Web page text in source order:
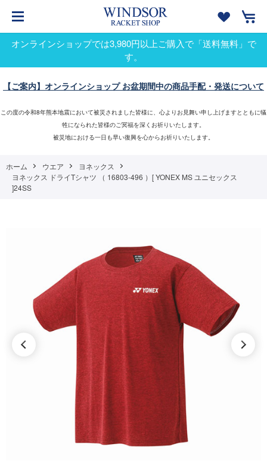
オンラインショップでは3,980円以上ご購入で「送料無料」で
す。
【ご案内】オンラインショップ お盆期間中の商品手配・発送について
この度の令和8年熊本地震において被災されました皆様に、心よりお見舞い申し上げますとともに犠
牲になられた皆様のご冥福を深くお祈りいたします。
被災地における一日も早い復興を心からお祈りいたします。
ホーム ウエア
ヨネックス
ヨネックス ドライTシャツ （ 16803-496 ）[ YONEX MS ユニセックス
]24SS